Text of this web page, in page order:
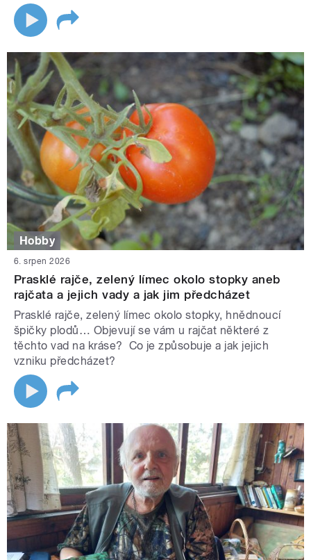
Hobby
6. srpen 2026
Prasklé rajče, zelený límec okolo stopky aneb
rajčata a jejich vady a jak jim předcházet
Prasklé rajče, zelený límec okolo stopky, hnědnoucí
špičky plodů… Objevují se vám u rajčat některé z
těchto vad na kráse? Co je způsobuje a jak jejich
vzniku předcházet?